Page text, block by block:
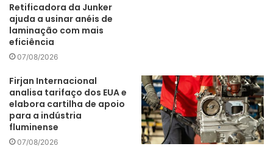
Retificadora da Junker
ajuda a usinar anéis de
laminação com mais
eficiência
07/08/2026
Firjan Internacional
analisa tarifaço dos EUA e
elabora cartilha de apoio
para a indústria
fluminense
07/08/2026